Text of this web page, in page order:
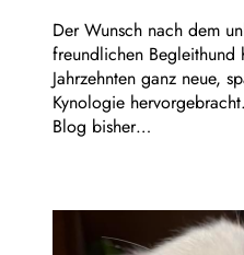
Der Wunsch nach dem
freundlichen Begleithund
Jahrzehnten ganz neue,
Kynologie
Blog bisher…